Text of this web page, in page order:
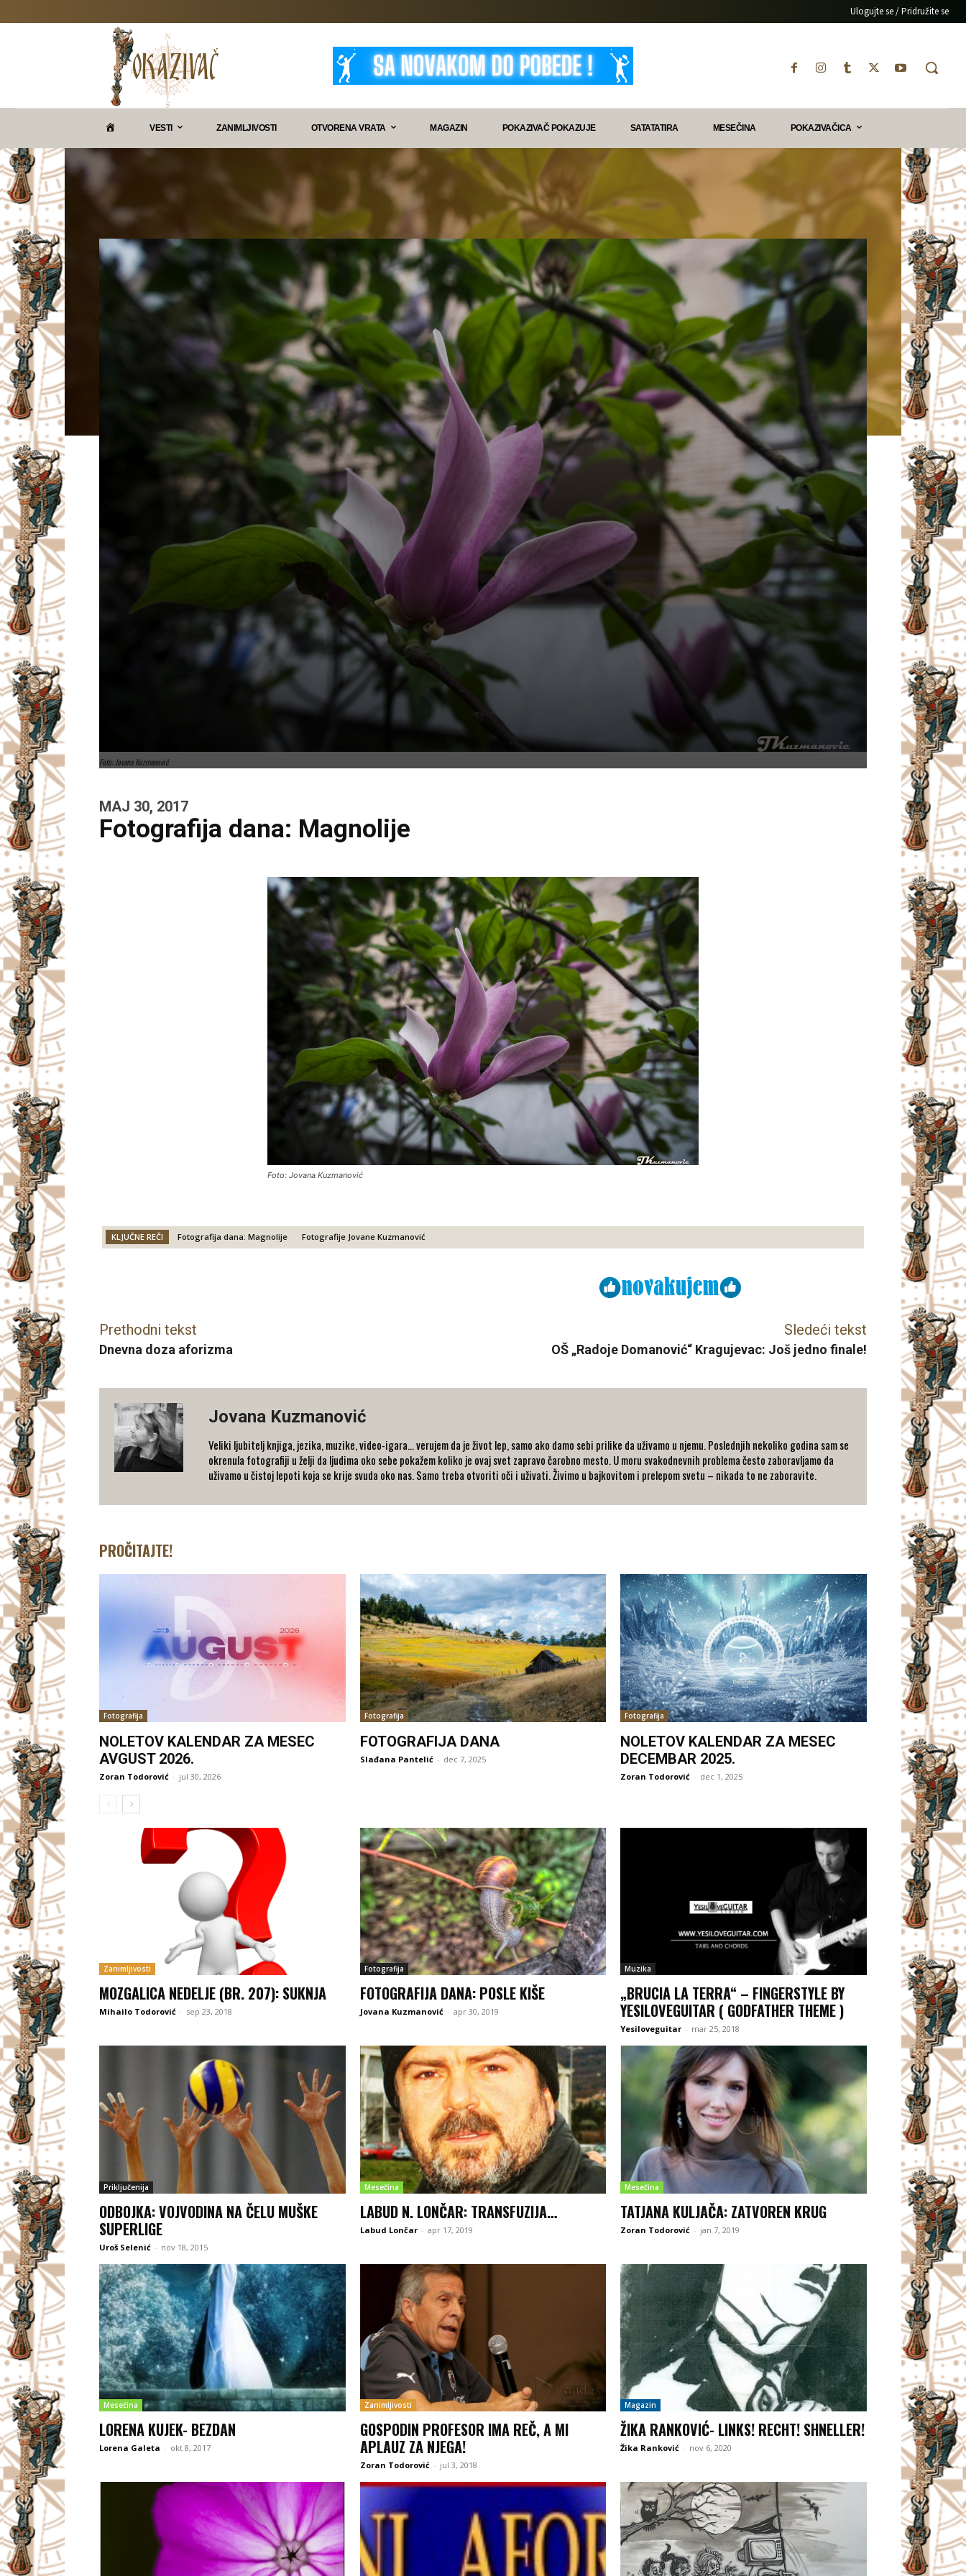
Ulogujte se / Pridružite se
K
A
VESTI ZANIMLJIVOSTI OTVORENA VRATA MAGAZIN POKAZIVAČ POKAZUJE SATATATIRA MESEČINA POKAZIVAČICA
Foto: Jovana Kuzmanović
MAJ 30, 2017
Fotografija dana: Magnolije
Foto: Jovana Kuzmanović
KLJUČNE REČI Fotografija dana: Magnolije Fotografije Jovane Kuzmanović
Prethodni tekst
Dnevna doza aforizma
Sledeći tekst
OŠ „Radoje Domanović“ Kragujevac: Još jedno finale!
Jovana Kuzmanović
Veliki ljubitelj knjiga, jezika, muzike, video-igara... verujem da je život lep, samo ako damo sebi prilike da uživamo u njemu. Poslednjih nekoliko godina sam se
okrenula fotografiji u želji da ljudima oko sebe pokažem koliko je ovaj svet zapravo čarobno mesto. U moru svakodnevnih problema često zaboravljamo da
uživamo u čistoj lepoti koja se krije svuda oko nas. Samo treba otvoriti oči i uživati. Živimo u bajkovitom i prelepom svetu – nikada to ne zaboravite.
PROČITAJTE!
Fotografija
NOLETOV KALENDAR ZA MESEC
AVGUST 2026.
Zoran Todorović - jul 30, 2026
Fotografija
FOTOGRAFIJA DANA
Slađana Pantelić - dec 7, 2025
Fotografija
NOLETOV KALENDAR ZA MESEC
DECEMBAR 2025.
Zoran Todorović - dec 1, 2025
Zanimljivosti
MOZGALICA NEDELJE (BR. 207): SUKNJA
Mihailo Todorović - sep 23, 2018
Fotografija
FOTOGRAFIJA DANA: POSLE KIŠE
Jovana Kuzmanović - apr 30, 2019
Muzika
„BRUCIA LA TERRA“ – FINGERSTYLE BY
YESILOVEGUITAR ( GODFATHER THEME )
Yesiloveguitar - mar 25, 2018
Priključenija
ODBOJKA: VOJVODINA NA ČELU MUŠKE
SUPERLIGE
Uroš Selenić - nov 18, 2015
Mesečina
LABUD N. LONČAR: TRANSFUZIJA…
Labud Lončar - apr 17, 2019
Mesečina
TATJANA KULJAČA: ZATVOREN KRUG
Zoran Todorović - jan 7, 2019
Mesečina
LORENA KUJEK- BEZDAN
Lorena Galeta - okt 8, 2017
Zanimljivosti
GOSPODIN PROFESOR IMA REČ, A MI
APLAUZ ZA NJEGA!
Zoran Todorović - jul 3, 2018
Magazin
ŽIKA RANKOVIĆ- LINKS! RECHT! SHNELLER!
Žika Ranković - nov 6, 2020